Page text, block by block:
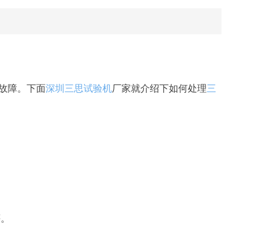
障。下面深圳三思试验机厂家就介绍下如何处理三